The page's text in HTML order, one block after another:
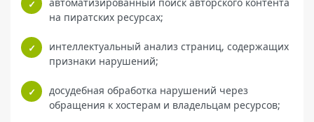
на пиратских ресурсах;
интеллектуальный анализ страниц, содержащих
признаки нарушений;
досудебная обработка нарушений через
обращения к хостерам и владельцам ресурсов;